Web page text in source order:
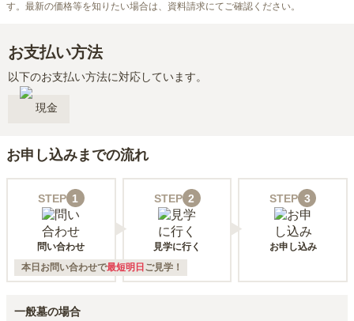
す。最新の価格等を知りたい場合は、資料請求にてご確認ください。
お支払い方法
以下のお支払い方法に対応しています。
現金
お申し込みまでの流れ
STEP 1
問い合わせ
STEP 2
見学に行く
STEP 3
お申し込み
本日お問い合わせで最短明日 ご見学！
一般墓の場合